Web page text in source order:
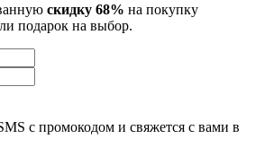
скидку 68% на покупку
подарок на выбор.
с промокодом и свяжется с вами в